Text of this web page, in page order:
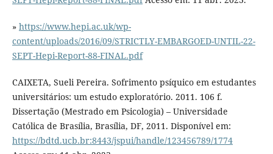
» https://www.hepi.ac.uk/wp-
content/uploads/2016/09/STRICTLY-EMBARGOED-UNTIL-22-
SEPT-Hepi-Report-88-FINAL.pdf
CAIXETA, Sueli Pereira. Sofrimento psíquico em estudantes
universitários: um estudo exploratório. 2011. 106 f.
Dissertação (Mestrado em Psicologia) – Universidade
Católica de Brasília, Brasília, DF, 2011. Disponível em:
https://bdtd.ucb.br:8443/jspui/handle/123456789/1774